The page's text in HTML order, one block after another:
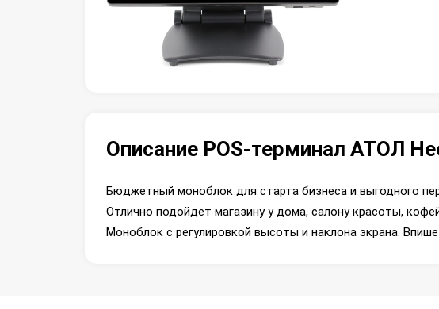
Описание POS-терминал АТОЛ
Бюджетный моноблок для старта бизнеса и выгодного
Отлично подойдет магазину у дома, салону красоты,
Моноблок с регулировкой высоты и наклона экрана.